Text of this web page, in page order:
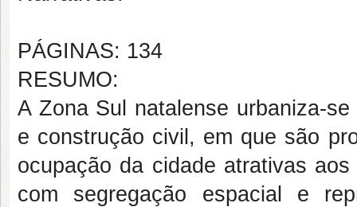
PÁGINAS: 134
RESUMO:
A Zona Sul natalense urbaniza-
e construção civil, em que são
ocupação da cidade atrativas
com segregação espacial e